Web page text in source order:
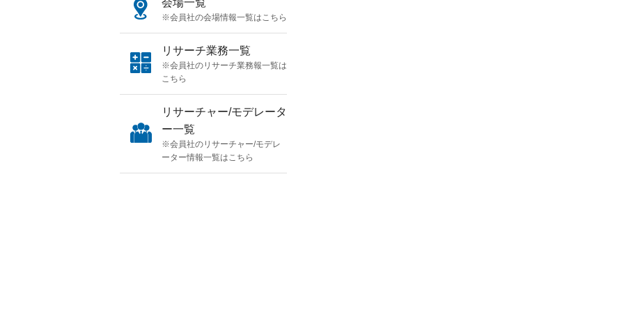
会場一覧
※会員社の会場情報一覧はこちら
リサーチ業務一覧
※会員社のリサーチ業務報一覧は
こちら
リサーチャー/モデレータ
ー一覧
※会員社のリサーチャー/モデレ
ーター情報一覧はこちら